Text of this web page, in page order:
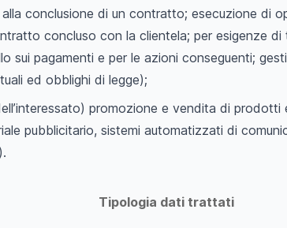
conclusione di un contratto; esecuzione di
concluso con la clientela; per esigenze
sui pagamenti e per le azioni conseguenti;
ed obblighi di legge);
promozione e vendita di
pubblicitario, sistemi automatizzati di
Tipologia dati trattati